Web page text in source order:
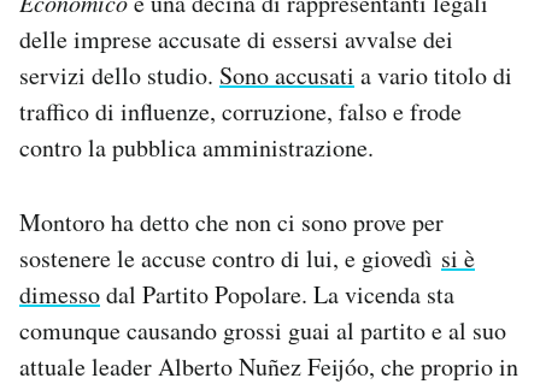
delle imprese accusate di essersi avvalse dei
servizi dello studio. Sono accusati a vario titolo di
traffico di influenze, corruzione, falso e frode
contro la pubblica amministrazione.
Montoro ha detto che non ci sono prove per
sostenere le accuse contro di lui, e giovedì si è
dimessodal Partito Popolare. La vicenda sta
comunque causando grossi guai al partito e al suo
attuale leader Alberto Nuñez Feijóo, che proprio in